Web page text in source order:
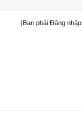
(Bạn phải Đăng